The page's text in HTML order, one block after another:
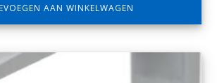
AAN WINKELWAGEN